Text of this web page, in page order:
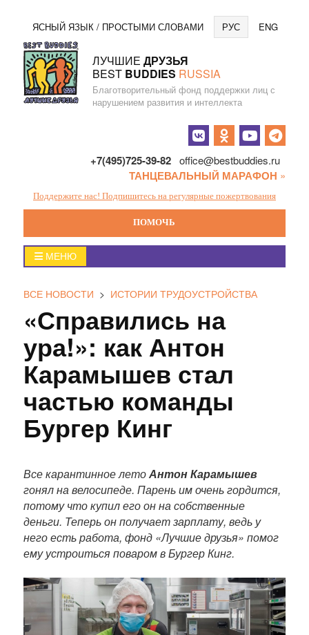
Перейти
к
содержанию
ЯСНЫЙ ЯЗЫК / ПРОСТЫМИ СЛОВАМИ РУС ENG
ЛУЧШИЕ ДРУЗЬЯ
BEST BUDDIES RUSSIA
Благотворительный фонд поддержки лиц с
нарушением развития и интеллекта
+7(495)725-39-82 office@bestbuddies.ru
ТАНЦЕВАЛЬНЫЙ МАРАФОН »
Поддержите нас! Подпишитесь на регулярные пожертвования
ПОМОЧЬ
Главное
меню
МЕНЮ
ВСЕ НОВОСТИ > ИСТОРИИ ТРУДОУСТРОЙСТВА
«Справились на
ура!»: как Антон
Карамышев стал
частью команды
Бургер Кинг
л
н
ы
й
т
е
к
с
т
п
Все карантинное летоАнтон Карамышев
гонял на велосипеде. Парень им очень гордится,
потому что купил его он на собственные
деньги. Теперь он получает зарплату, ведь у
него есть работа, фонд «Лучшие друзья» помог
ему устроиться поваром в Бургер Кинг.